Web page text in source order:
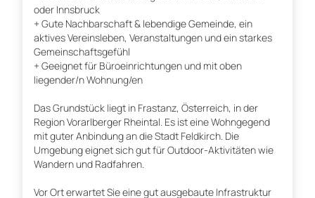
oder Innsbruck
+ Gute Nachbarschaft & lebendige Gemeinde, ein
aktives Vereinsleben, Veranstaltungen und ein starkes
Gemeinschaftsgefühl
+ Geeignet für Büroeinrichtungen und mit oben
liegender/n Wohnung/en
Das Grundstück liegt in Frastanz, Österreich, in der
Region Vorarlberger Rheintal. Es ist eine Wohngegend
mit guter Anbindung an die Stadt Feldkirch. Die
Umgebung eignet sich gut für Outdoor-Aktivitäten wie
Wandern und Radfahren.
Vor Ort erwartet Sie eine gut ausgebaute Infrastruktur